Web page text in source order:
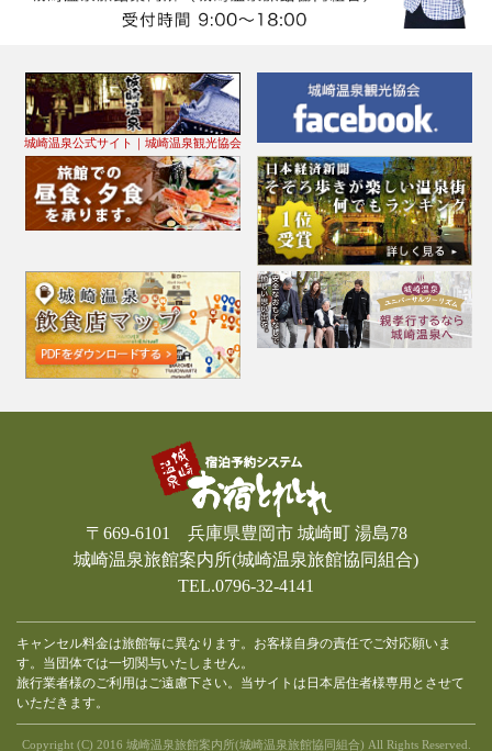
城崎温泉公式サイト｜城崎温泉観光協会
〒669-6101 兵庫県豊岡市 城崎町 湯島78
城崎温泉旅館案内所(城崎温泉旅館協同組合)
TEL.0796-32-4141
キャンセル料金は旅館毎に異なります。お客様自身の責任でご対応願いま
す。当団体では一切関与いたしません。
旅行業者様のご利用はご遠慮下さい。当サイトは日本居住者様専用とさせて
いただきます。
Copyright (C) 2016 城崎温泉旅館案内所(城崎温泉旅館協同組合) All Rights Reserved.